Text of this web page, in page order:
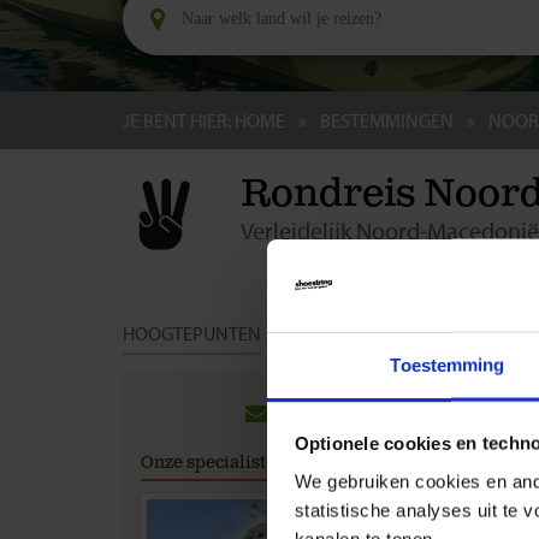
Toestemming
Optionele cookies en
We gebruiken cookies en
statistische analyses uit te
JE BENT HIER: HOME BESTEMMINGEN
Rondreis
Verleidelijk Noord-Macedonië
HOOGTEPUNTEN DAG TOT DAG DATA &
Onze specialisten